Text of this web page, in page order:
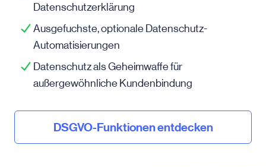
Datenschutzerklärung
Ausgefuchste, optionale Datenschutz-
Automatisierungen
Datenschutz als Geheimwaffe für
außergewöhnliche Kundenbindung
DSGVO-Funktionen entdecken